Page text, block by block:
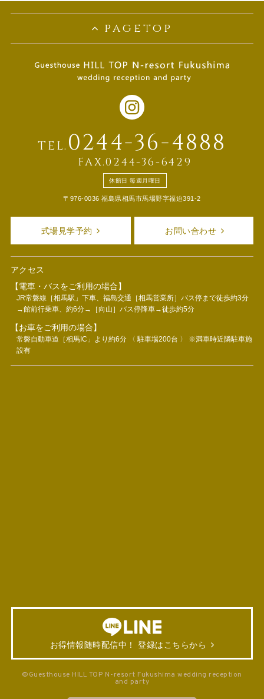
pagetop
TEL. 0244-36-4888
FAX.0244-36-6429
休館日 毎週月曜日
〒976-0036 福島県相馬市馬場野字福迫391-2
式場見学予約 お問い合わせ
アクセス
【電車・バスをご利用の場合】
JR常磐線［相馬駅」下車、福島交通［相馬営業所］バス停まで徒歩約3分
→館前行乗車、約6分→［向山］バス停降車→徒歩約5分
【お車をご利用の場合】
常磐自動車道［相馬IC」より約6分 〈 駐車場200台 〉 ※満車時近隣駐車施
設有
お得情報随時配信中！ 登録はこちらから
©Guesthouse HILL TOP N-resort Fukushima wedding reception
and party